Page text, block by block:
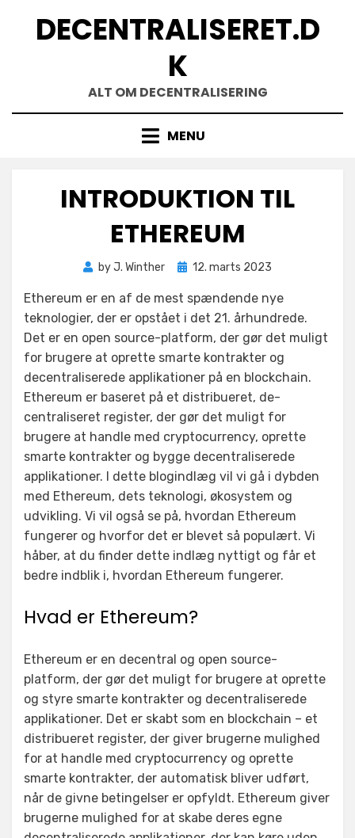
DECENTRALISERET.D
K
ALT OM DECENTRALISERING
MENU
INTRODUKTION TIL
ETHEREUM
byJ. Winther
Posted
12. marts 2023
Ethereum er en af de mest spændende nye
teknologier, der er opstået i det 21. århundrede.
Det er en open source-platform, der gør det muligt
for brugere at oprette smarte kontrakter og
decentraliserede applikationer på en blockchain.
Ethereum er baseret på et distribueret, de-
centraliseret register, der gør det muligt for
brugere at handle med cryptocurrency, oprette
smarte kontrakter og bygge decentraliserede
applikationer. I dette blogindlæg vil vi gå i dybden
med Ethereum, dets teknologi, økosystem og
udvikling. Vi vil også se på, hvordan Ethereum
fungerer og hvorfor det er blevet så populært. Vi
håber, at du finder dette indlæg nyttigt og får et
bedre indblik i, hvordan Ethereum fungerer.
Hvad er Ethereum?
Ethereum er en decentral og open source-
platform, der gør det muligt for brugere at oprette
og styre smarte kontrakter og decentraliserede
applikationer. Det er skabt som en blockchain – et
distribueret register, der giver brugerne mulighed
for at handle med cryptocurrency og oprette
smarte kontrakter, der automatisk bliver udført,
når de givne betingelser er opfyldt. Ethereum giver
brugerne mulighed for at skabe deres egne